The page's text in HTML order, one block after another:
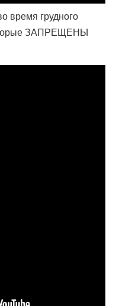
время грудного
ЗАПРЕЩЕНЫ